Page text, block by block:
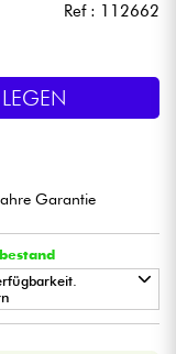
Ref : 112662
Garantie